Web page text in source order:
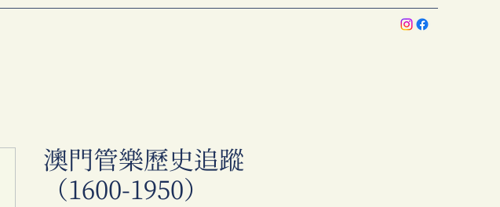
澳門管樂歷史追蹤
（1600-1950）